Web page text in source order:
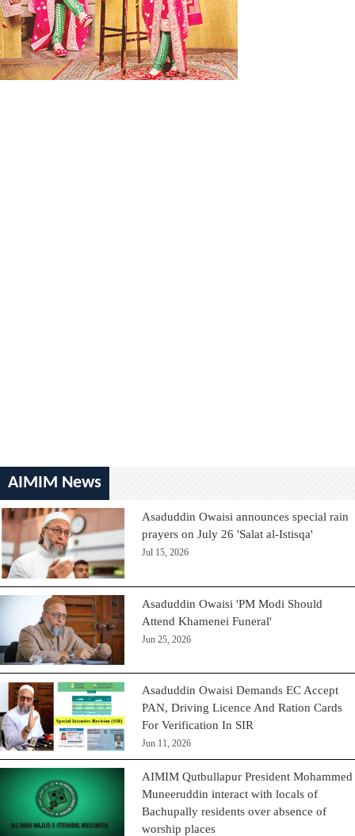
AIMIM News
Asaduddin Owaisi announces special rain
prayers on July 26 'Salat al-Istisqa'
Jul 15, 2026
Asaduddin Owaisi 'PM Modi Should
Attend Khamenei Funeral'
Jun 25, 2026
Asaduddin Owaisi Demands EC Accept
PAN, Driving Licence And Ration Cards
For Verification In SIR
Jun 11, 2026
AIMIM Qutbullapur President Mohammed
Muneeruddin interact with locals of
Bachupally residents over absence of
worship places